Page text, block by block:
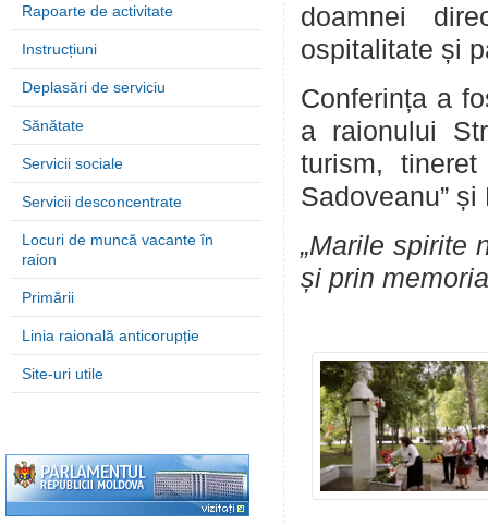
Rapoarte de activitate
Instrucțiuni
Deplasări de serviciu
Sănătate
Servicii sociale
Servicii desconcentrate
Locuri de muncă vacante în
raion
Primării
Linia raională anticorupție
Site-uri utile
doamnei
ospitalitate și
Conferința a
a raionului
turism,
Sadoveanu”
„Marile spirite
și prin